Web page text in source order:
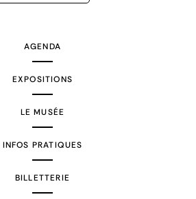
AGENDA
EXPOSITIONS
LE MUSÉE
INFOS PRATIQUES
BILLETTERIE